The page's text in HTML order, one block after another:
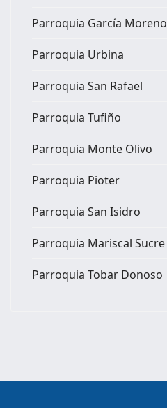
Parroquia García Moreno
Parroquia Urbina
Parroquia San Rafael
Parroquia Tufiño
Parroquia Monte Olivo
Parroquia Pioter
Parroquia San Isidro
Parroquia Mariscal Sucre
Parroquia Tobar Donoso